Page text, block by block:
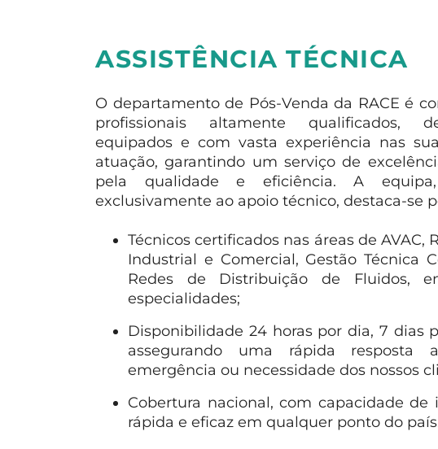
ASSISTÊNCIA TÉCNICA
O departamento de Pós-Venda da RACE é
profissionais altamente qualificados,
equipados e com vasta experiência nas
atuação, garantindo um serviço de
pela qualidade e eficiência. A equipa,
exclusivamente ao apoio técnico, destaca-se
Técnicos certificados nas áreas de AVAC,
Industrial e Comercial, Gestão Técnica
Redes de Distribuição de Fluidos,
especialidades;
Disponibilidade 24 horas por dia, 7 dias
assegurando uma rápida resposta
emergência ou necessidade dos nossos
Cobertura nacional, com capacidade de
rápida e eficaz em qualquer ponto do